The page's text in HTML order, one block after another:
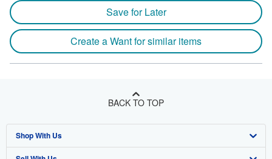
Save for Later
Create a Want for similar items
BACK TO TOP
Shop With Us